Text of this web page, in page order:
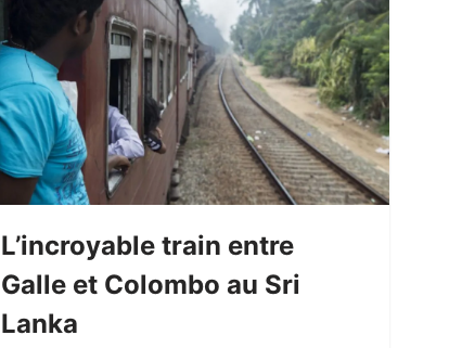
L’incroyable train entre
Galle et Colombo au Sri
Lanka